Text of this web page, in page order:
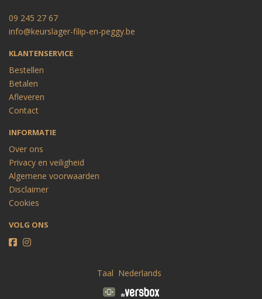
09 245 27 67
info@keurslager-filip-en-peggy.be
KLANTENSERVICE
Bestellen
Betalen
Afleveren
Contact
INFORMATIE
Over ons
Privacy en veiligheid
Algemene voorwaarden
Disclaimer
Cookies
VOLG ONS
Taal